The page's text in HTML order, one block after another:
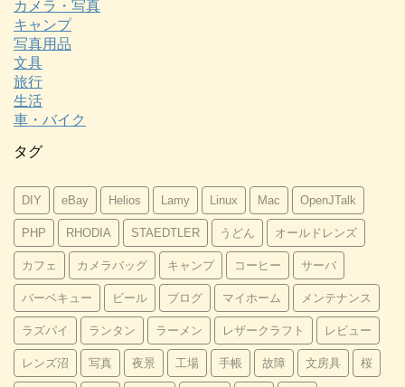
カメラ・写真
キャンプ
写真用品
文具
旅行
生活
車・バイク
タグ
DIY eBay Helios Lamy Linux Mac OpenJTalk
PHP RHODIA STAEDTLER うどん オールドレンズ
カフェ カメラバッグ キャンプ コーヒー サーバ
バーベキュー ビール ブログ マイホーム メンテナンス
ラズパイ ランタン ラーメン レザークラフト レビュー
レンズ沼 写真 夜景 工場 手帳 故障 文房具 桜